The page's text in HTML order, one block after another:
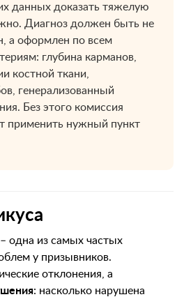
данных доказать тяжелую
Диагноз должен быть не
а оформлен по всем
глубина карманов,
костной ткани,
генерализованный
Без этого комиссия
применить нужный пункт
одна из самых частых
у призывников.
отклонения, а
: насколько нарушена